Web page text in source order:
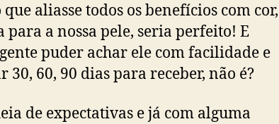
aliasse todos os benefícios com cor,
a nossa pele, seria perfeito! E
puder achar ele com facilidade e
30, 60, 90 dias para receber, não é?
de expectativas e já com alguma